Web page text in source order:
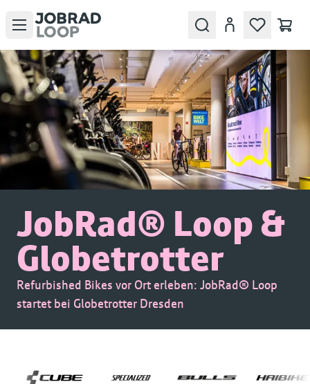
Open menu SearchKonto
JobRad® Loop &
Globetrotter
Refurbished Bikes vor Ort erleben: JobRad® Loop
startet bei Globetrotter Dresden